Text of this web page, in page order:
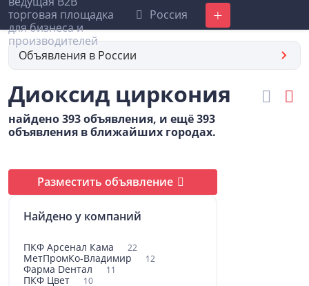
Россия Добавить
Объявления в России
Диоксид циркония
найдено 393 объявления, и ещё 393
объявления в ближайших городах.
Разместить объявление
Найдено у компаний
ПКФ Арсенал Кама 22
МетПромКо-Владимир 12
Фарма Dентал 11
ПКФ Цвет 10